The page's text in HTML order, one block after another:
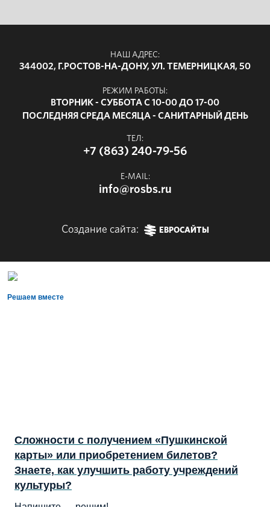
НАШ АДРЕС:
344002, Г.РОСТОВ-НА-ДОНУ, УЛ. ТЕМЕРНИЦКАЯ, 50
РЕЖИМ РАБОТЫ:
ВТОРНИК - СУББОТА С 10-00 ДО 17-00
ПОСЛЕДНЯЯ СРЕДА МЕСЯЦА - САНИТАРНЫЙ ДЕНЬ
ТЕЛ:
+7 (863) 240-79-56
E-MAIL:
info@rosbs.ru
Создание сайта: ЕВРОСАЙТЫ
Решаем вместе
Сложности с получением «Пушкинской
карты» или приобретением билетов?
Знаете, как улучшить работу учреждений
культуры?